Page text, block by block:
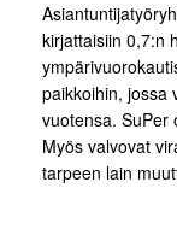
kirjattaisiin 0,7:n
paikkoihin, jossa
vuotensa. SuPer
Myös valvovat
tarpeen lain